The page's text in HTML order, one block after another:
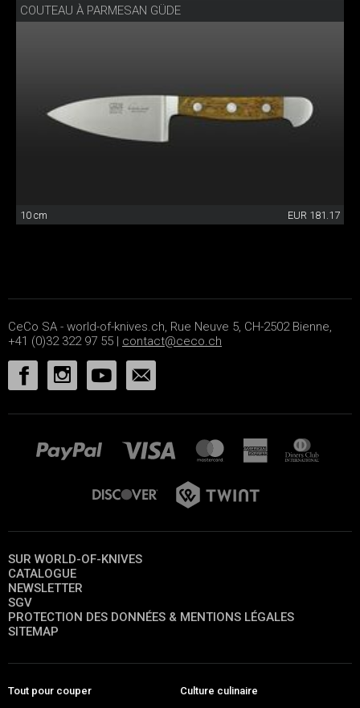
COUTEAU À PARMESAN GÜDE
10 cm EUR 181.17
CeCo SA - world-of-knives.ch, Rue Neuve 5, CH-2502 Bienne,
+41 (0)32 322 97 55 | contact@ceco.ch
SUR WORLD-OF-KNIVES
CATALOGUE
NEWSLETTER
SGV
PROTECTION DES DONNÉES & MENTIONS LÉGALES
SITEMAP
Tout pour couper Culture culinaire